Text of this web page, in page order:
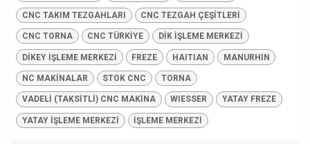
CNC TAKIM TEZGAHLARI CNC TEZGAH ÇEŞİTLERİ
CNC TORNA CNC TÜRKİYE DİK İŞLEME MERKEZİ
DİKEY İŞLEME MERKEZİ FREZE HAITIAN MANURHIN
NC MAKİNALAR STOK CNC TORNA
VADELİ (TAKSİTLİ) CNC MAKİNA WIESSER YATAY FREZE
YATAY İŞLEME MERKEZİ İŞLEME MERKEZİ